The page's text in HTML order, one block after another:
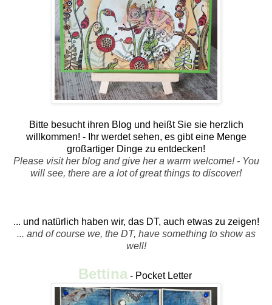
Bitte besucht ihren Blog und heißt Sie sie herzlich
willkommen! - Ihr werdet sehen, es gibt eine Menge
großartiger Dinge zu entdecken!
Please visit her blog and give her a warm welcome! - You
will see, there are a lot of great things to discover!
... und natürlich haben wir, das DT, auch etwas zu zeigen!
... and of course we, the DT, have something to show as
well!
Bettina- Pocket Letter